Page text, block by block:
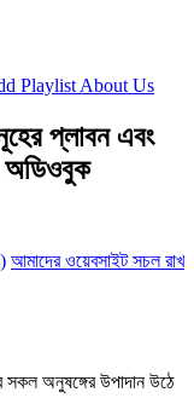
Playlist About Us
প্লাবন এবং
অডিওবুক
ওয়েবসাইট সচল
সকল অনুষঙ্গের উপাদান উঠে